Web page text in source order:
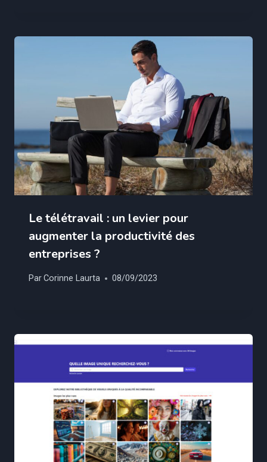
Le télétravail : un levier pour
augmenter la productivité des
entreprises ?
ParCorinne Laurta 08/09/2023